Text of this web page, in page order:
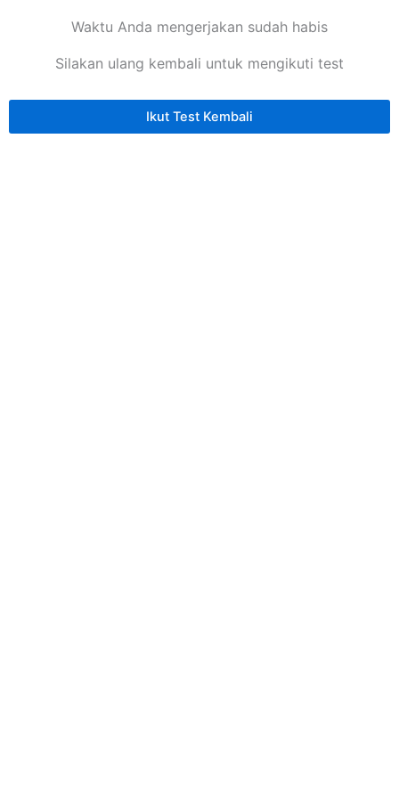
Waktu Anda mengerjakan sudah habis
Silakan ulang kembali untuk mengikuti test
Ikut Test Kembali